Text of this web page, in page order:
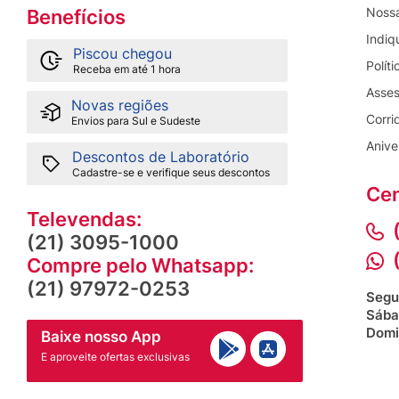
Precauções de Uso:
Não recomendado para gestantes, lactantes e
Registros e Certificações:
Possui certificações SIF e ISO 22.000, garantindo
Indicações:
Ideal para auxiliar na melhora da imunidade,
de forma natural e eficaz.
Com o NanoPrópolis APV, você obtém o máximo
fórmula avançada que potencializa sua eficácia e
Benefícios
Piscou chegou
Receba em até 1 hora
Novas regiões
Envios para Sul e Sudeste
Descontos de Laboratório
Cadastre-se e verifique seus descontos
Televendas:
(21) 3095-1000
Compre pelo Whatsapp:
(21) 97972-0253
Baixe nosso App
E aproveite ofertas exclusivas